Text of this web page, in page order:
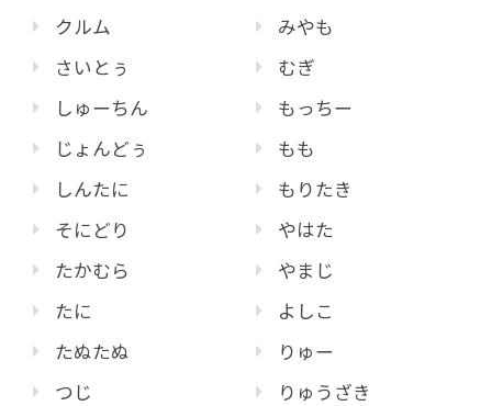
クルム
さいとぅ
しゅーちん
じょんどぅ
しんたに
そにどり
たかむら
たに
たぬたぬ
つじ
みやも
むぎ
もっちー
もも
もりたき
やはた
やまじ
よしこ
りゅー
りゅうざき